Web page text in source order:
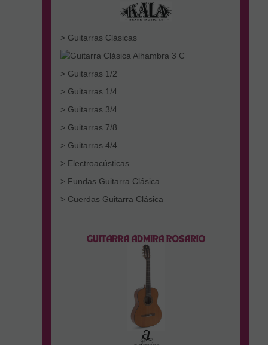
> Guitarras Clásicas
> Guitarras 1/2
> Guitarras 1/4
> Guitarras 3/4
> Guitarras 7/8
> Guitarras 4/4
> Electroacústicas
> Fundas Guitarra Clásica
> Cuerdas Guitarra Clásica